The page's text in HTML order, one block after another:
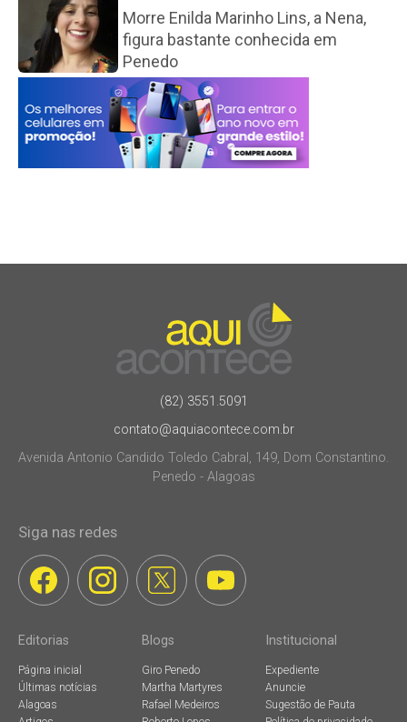
Morre Enilda Marinho Lins, a Nena,
figura bastante conhecida em
Penedo
(82) 3551.5091
contato@aquiacontece.com.br
Avenida Antonio Candido Toledo Cabral, 149, Dom Constantino.
Penedo - Alagoas
Siga nas redes
Editorias
Página inicial
Últimas notícias
Alagoas
Blogs
Giro Penedo
Martha Martyres
Rafael Medeiros
Institucional
Expediente
Anuncie
Sugestão de Pauta